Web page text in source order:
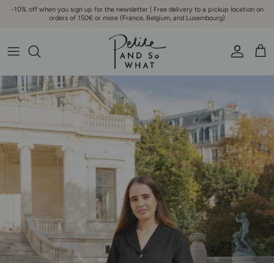
Go to content
-10% off when you sign up for the newsletter | Free delivery to a pickup location on
orders of 150€ or more (France, Belgium, and Luxembourg)
Account
Skip to product information